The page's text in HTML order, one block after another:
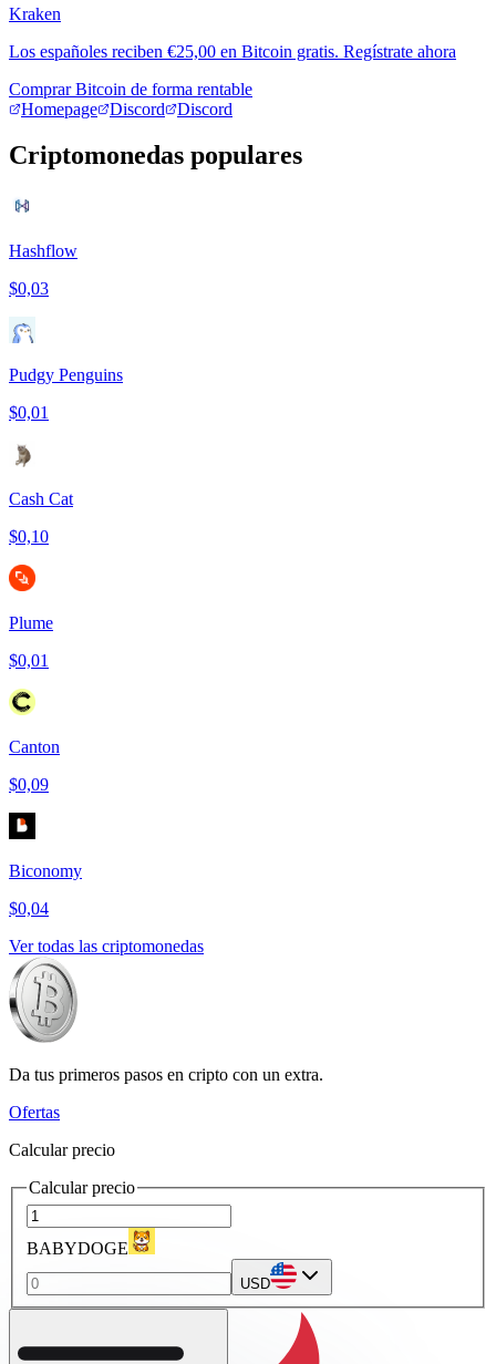
Kraken
Los españoles reciben €25,00 en Bitcoin gratis. Regístrate ahora
Comprar Bitcoin de forma rentable
Homepage
Discord Discord
Criptomonedas populares
Hashflow
$0,03
Pudgy Penguins
$0,01
Cash Cat
$0,10
Plume
$0,01
Canton
$0,09
Biconomy
$0,04
Ver todas las criptomonedas
Da tus primeros pasos en cripto con un extra.
Ofertas
Calcular precio
Calcular precio
BABYDOGE
USD